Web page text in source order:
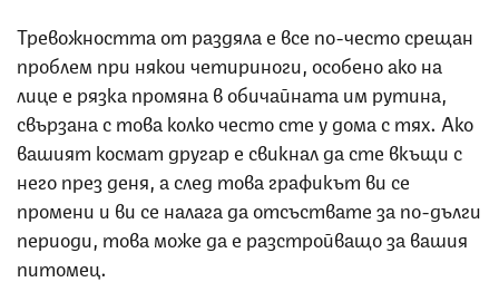
Тревожността от раздяла е все по-често срещан
проблем при някои четириноги, особено ако на
лице е рязка промяна в обичайната им рутина,
свързана с това колко често сте у дома с тях. Ако
вашият космат другар е свикнал да сте вкъщи с
него през деня, а след това графикът ви се
промени и ви се налага да отсъствате за по-дълги
периоди, това може да е разстройващо за вашия
питомец.